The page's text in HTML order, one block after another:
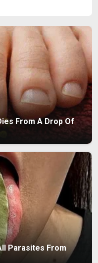
From A Drop Of
Parasites From